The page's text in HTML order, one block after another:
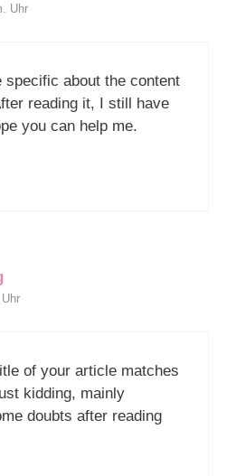
Uhr
specific about the content
reading it, I still have
you can help me.
of your article matches
kidding, mainly
doubts after reading